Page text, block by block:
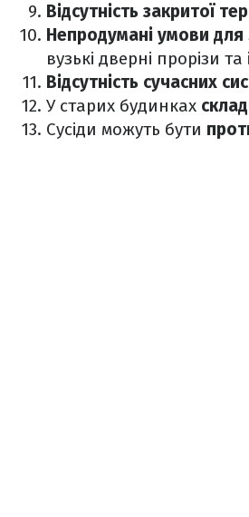
Відсутність закритої
Непродумані умови
вузькі дверні прорізи та
Відсутність сучасних
У старих будинках
Сусіди можуть бути